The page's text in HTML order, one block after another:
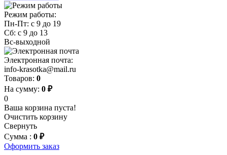
Режим работы:
Пн-Пт: с 9 до 19
Сб: с 9 до 13
Вс-выходной
Электронная почта:
info-krasotka@mail.ru
Товаров: 0
На сумму: 0 ₽
0
Ваша корзина пуста!
Очистить корзину
Свернуть
Сумма : 0 ₽
Оформить заказ